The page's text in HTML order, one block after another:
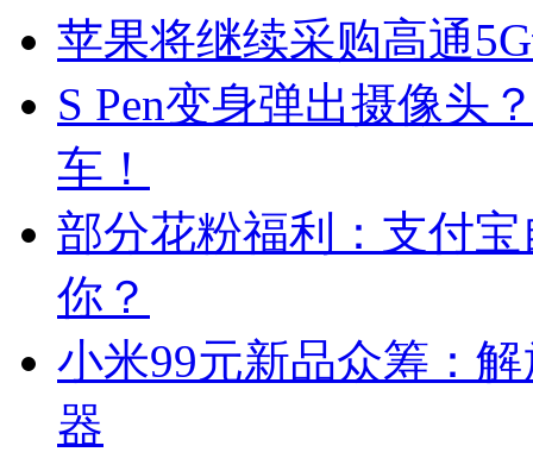
苹果将继续采购高通
S Pen变身弹出摄像头
车！
部分花粉福利：支付
你？
小米99元新品众筹：
器